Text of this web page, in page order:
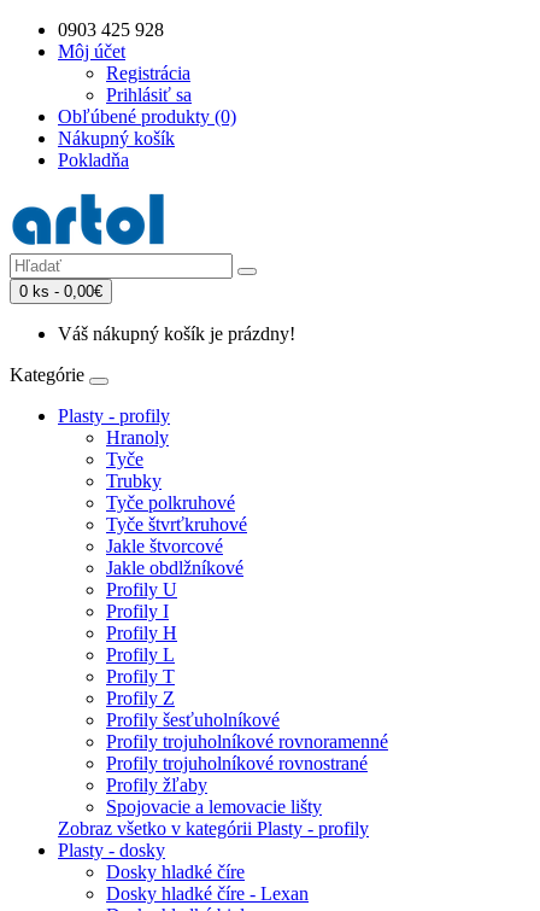
0903 425 928
Môj účet
Registrácia
Prihlásiť sa
Obľúbené produkty (0)
Nákupný košík
Pokladňa
0 ks - 0,00€
Váš nákupný košík je prázdny!
Kategórie
Plasty - profily
Hranoly
Tyče
Trubky
Tyče polkruhové
Tyče štvrťkruhové
Jakle štvorcové
Jakle obdlžníkové
Profily U
Profily I
Profily H
Profily L
Profily T
Profily Z
Profily šesťuholníkové
Profily trojuholníkové rovnoramenné
Profily trojuholníkové rovnostrané
Profily žľaby
Spojovacie a lemovacie lišty
Zobraz všetko v kategórii Plasty - profily
Plasty - dosky
Dosky hladké číre
Dosky hladké číre - Lexan